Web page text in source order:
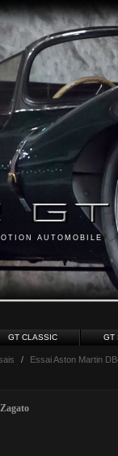
AUTOMOBILE
GT CLASSIC GT
/ Essai Aston Martin